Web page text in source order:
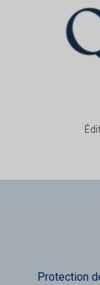
Protection